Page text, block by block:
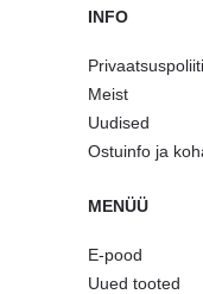
INFO
Meist
Uudised
Ostuinfo ja
MENÜÜ
E-pood
Uued tooted